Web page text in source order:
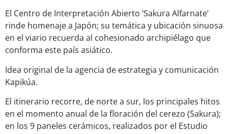
El Centro de Interpretación Abierto ‘Sakura Alfarnate’
rinde homenaje a Japón; su temática y ubicación sinuosa
en el viario recuerda al cohesionado archipiélago que
conforma este país asiático.
Idea original de la agencia de estrategia y comunicación
Kapikúa.
El itinerario recorre, de norte a sur, los principales hitos
en el momento anual de la floración del cerezo (Sakura);
en los 9 paneles cerámicos, realizados por el Estudio